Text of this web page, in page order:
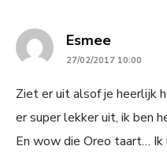
Esmeesays:
27/02/2017 10:00
Ziet er uit alsof je heerlijk
er super lekker uit, ik ben
En wow die Oreo taart… Ik